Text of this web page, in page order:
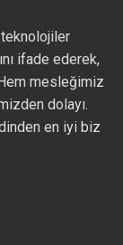
ifade ederek,
mesleğimiz
dolayı.
en iyi biz